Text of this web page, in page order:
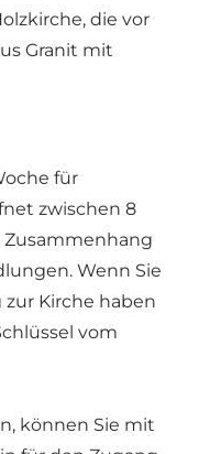
die vor
Granit mit
für
zwischen 8
Zusammenhang
Wenn Sie
Kirche haben
vom
können Sie mit